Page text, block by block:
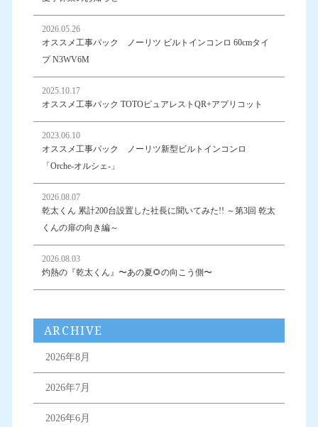
2026.05.26
オススメ工事パック ノーリツ ビルトインコンロ 60cmタイ
プ N3WV6M
2025.10.17
オススメ工事パック TOTOピュアレストQR+アプリコット
2023.06.10
オススメ工事パック ノーリツ新型ビルトインコンロ
「Orche-オルシェ-」
2026.08.07
乾太くん 累計200台設置した社長に聞いてみた!! ～第3回 乾太
くんの扉の向き編～
2026.08.03
灼熱の『乾太くん』〜あの夏🌻の向こう側〜
ARCHIVE
2026年8月
2026年7月
2026年6月